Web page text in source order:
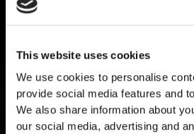
This website uses cookies
We use cookies to personalise
provide social media features and
We also share information about
our social media, advertising and
Cardiogen 20 mg